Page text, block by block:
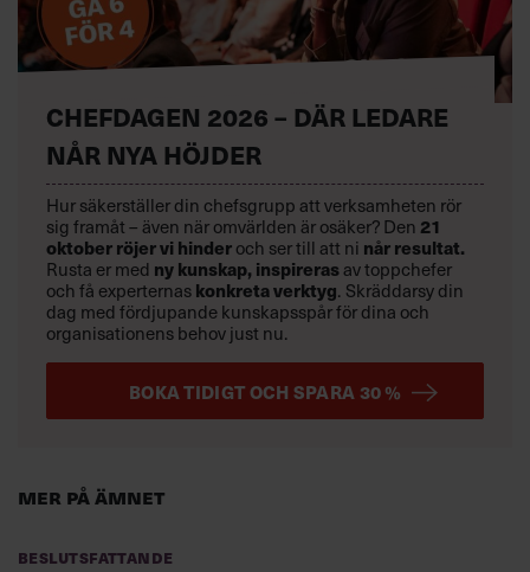
Mer på ämnet
Beslutsfattande
CHEFDAGEN 2026 – DÄR LEDARE
NÅR NYA HÖJDER
Hur säkerställer din chefsgrupp att verksamheten rör
sig framåt – även när omvärlden är osäker? Den 21
oktoberröjer vi hinder och ser till att ni når resultat.
Rusta er med ny kunskap, inspirerasav toppchefer
och få experternas konkreta verktyg. Skräddarsy din
dag med fördjupande kunskapsspår för dina och
organisationens behov just nu.
BOKA TIDIGT OCH SPARA 30 %